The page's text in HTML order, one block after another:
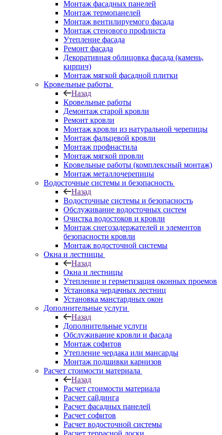
Монтаж фасадных панелей
Монтаж термопанелей
Монтаж вентилируемого фасада
Монтаж стенового профлиста
Утепление фасада
Ремонт фасада
Декоративная облицовка фасада (камень,
кирпич)
Монтаж мягкой фасадной плитки
Кровельные работы
Назад
Кровельные работы
Демонтаж старой кровли
Ремонт кровли
Монтаж кровли из натуральной черепицы
Монтаж фальцевой кровли
Монтаж профнастила
Монтаж мягкой провли
Кровельные работы (комплексный монтаж)
Монтаж металлочерепицы
Водосточные системы и безопасность
Назад
Водосточные системы и безопасность
Обслуживание водосточных систем
Очистка водостоков и кровли
Монтаж снегозадержателей и элементов
безопасности кровли
Монтаж водосточной системы
Окна и лестницы
Назад
Окна и лестницы
Утепление и герметизация оконных проемов
Установка чердачных лестниц
Установка манстардных окон
Дополнительные услуги
Назад
Дополнительные услуги
Обслуживание кровли и фасада
Монтаж софитов
Утепление чердака или мансарды
Монтаж подшивки карнизов
Расчет стоимости материала
Назад
Расчет стоимости материала
Расчет сайдинга
Расчет фасадных панелей
Расчет софитов
Расчет водосточной системы
Расчет террасной доски